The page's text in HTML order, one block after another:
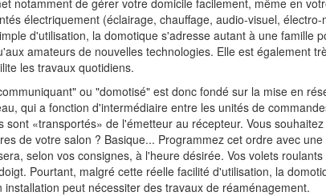
notamment de gérer votre domicile facilement, même en
électriquement (éclairage, chauffage, audio-visuel,
d'utilisation, la domotique s'adresse autant à une famille
amateurs de nouvelles technologies. Elle est également
les travaux quotidiens.
ou "domotisé" est donc fondé sur la mise en
qui a fonction d'intermédiaire entre les unités de
sont «transportés» de l'émetteur au récepteur. Vous
de votre salon ? Basique... Programmez cet ordre avec
selon vos consignes, à l'heure désirée. Vos volets
Pourtant, malgré cette réelle facilité d'utilisation, la
installation peut nécessiter des travaux de réaménagement.